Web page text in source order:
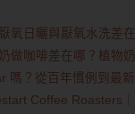
氧日曬與厭氧水洗差
做咖啡差在哪？植物
嗎？從百年慣例到最
Coffee Roasters